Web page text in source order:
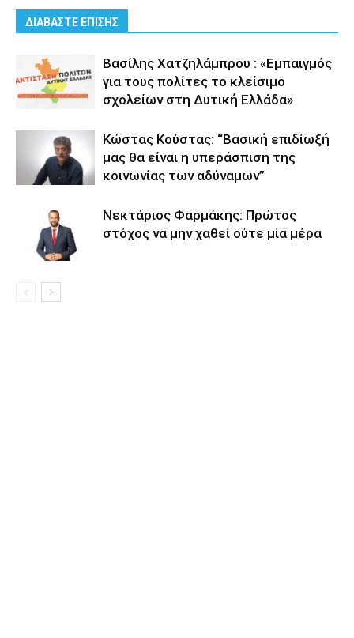
ΔΙΑΒΑΣΤΕ ΕΠΙΣΗΣ
Βασίλης Χατζηλάμπρου : «Εμπαιγμός
για τους πολίτες το κλείσιμο
σχολείων στη Δυτική Ελλάδα»
Κώστας Κούστας: “Βασική επιδίωξή
μας θα είναι η υπεράσπιση της
κοινωνίας των αδύναμων”
Νεκτάριος Φαρμάκης: Πρώτος
στόχος να μην χαθεί ούτε μία μέρα